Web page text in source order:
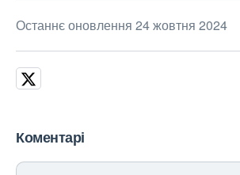
Останнє оновлення 24 жовтня 2024
Коментарі